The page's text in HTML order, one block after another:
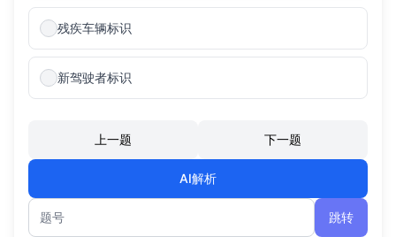
残疾车辆标识
新驾驶者标识
上一题 下一题
AI解析
题号
跳转